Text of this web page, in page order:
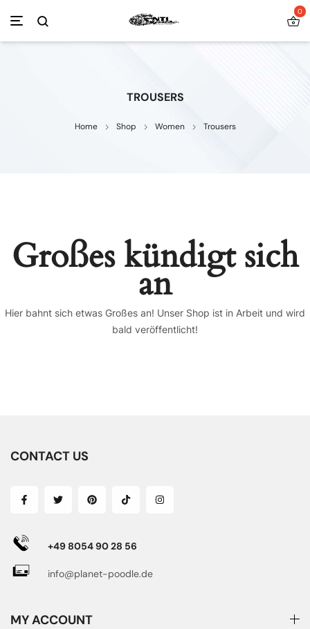
0
TROUSERS
Home Shop Women Trousers
Großes kündigt sich
an
Hier bahnt sich etwas Großes an! Unser Shop ist in Arbeit und wird
bald veröffentlicht!
CONTACT US
+49 8054 90 28 56
info@planet-poodle.de
MY ACCOUNT